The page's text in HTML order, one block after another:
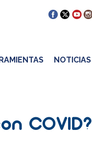
NOTICIAS
COVID?